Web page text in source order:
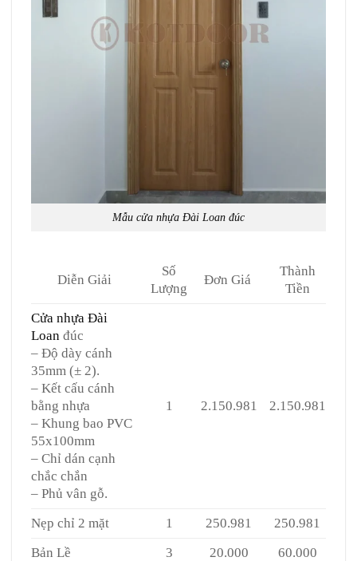
Mẫu cửa nhựa Đài Loan đúc
Diễn Giải
Số
Lượng
Đơn Giá
Thành
Tiền
Cửa nhựa Đài
Loan đúc
– Độ dày cánh
35mm (± 2).
– Kết cấu cánh
bằng nhựa
– Khung bao PVC
55x100mm
– Chỉ dán cạnh
chắc chắn
– Phủ vân gỗ.
1 2.150.981 2.150.981
Nẹp chỉ 2 mặt 1 250.981
250.981
Bản Lề
3 20.000
60.000